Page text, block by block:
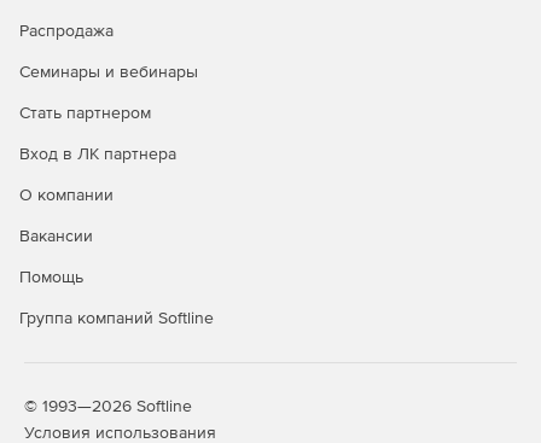
Распродажа
Семинары и вебинары
Стать партнером
Вход в ЛК партнера
О компании
Вакансии
Помощь
Группа компаний Softline
© 1993—2026 Softline
Условия использования